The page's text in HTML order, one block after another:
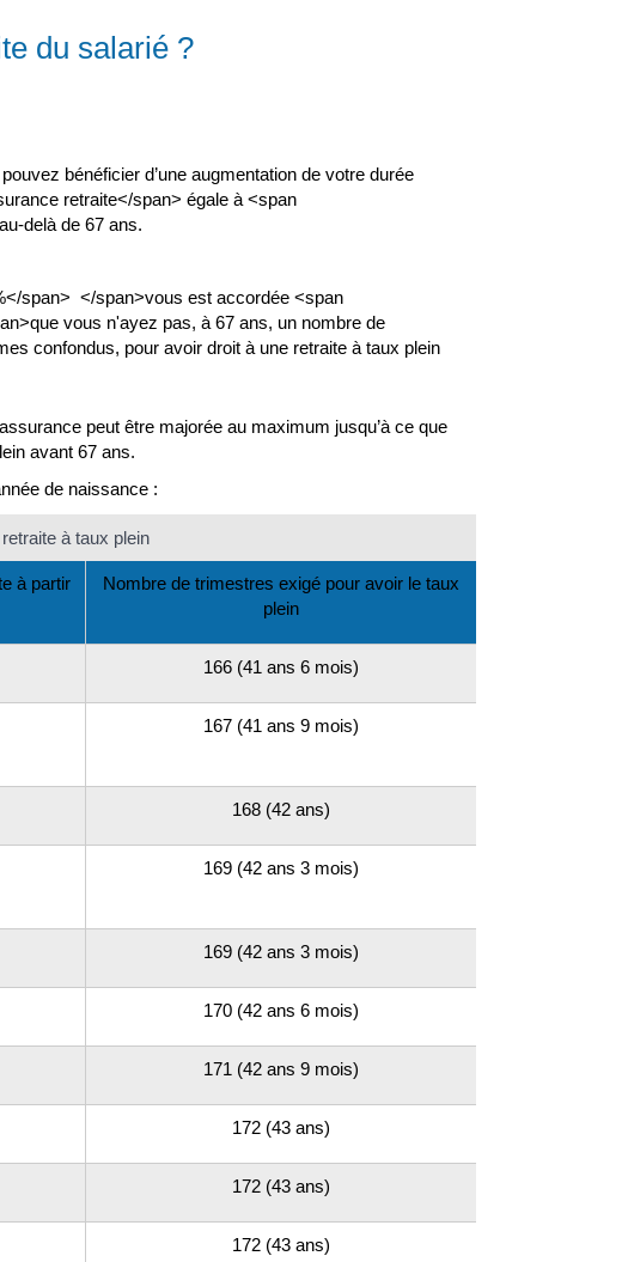
du salarié ?
bénéficier d’une augmentation de votre durée
retraite</span> égale à <span
delà de 67 ans.
span> </span>vous est accordée <span
vous n'ayez pas, à 67 ans, un nombre de
confondus, pour avoir droit à une retraite à taux plein
peut être majorée au maximum jusqu’à ce que
avant 67 ans.
de naissance :
à taux plein
à partir
Nombre de trimestres exigé pour avoir le taux
plein
166 (41 ans 6 mois)
167 (41 ans 9 mois)
168 (42 ans)
169 (42 ans 3 mois)
169 (42 ans 3 mois)
170 (42 ans 6 mois)
171 (42 ans 9 mois)
172 (43 ans)
172 (43 ans)
172 (43 ans)